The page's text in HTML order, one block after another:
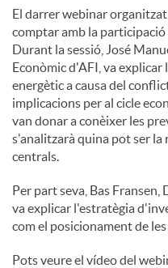
o
n
t
i
n
El darrer webinar organitzat
comptar amb la participació
Durant la sessió, José
Econòmic d'AFI, va explicar
energètic a causa del
implicacions per al cicle
van donar a conèixer les
s'analitzarà quina pot ser la
centrals.
Per part seva, Bas
va explicar l'estratègia
com el posicionament de
Pots veure el vídeo del